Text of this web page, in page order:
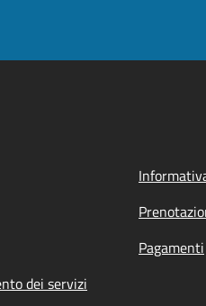
Pagamenti
dei servizi